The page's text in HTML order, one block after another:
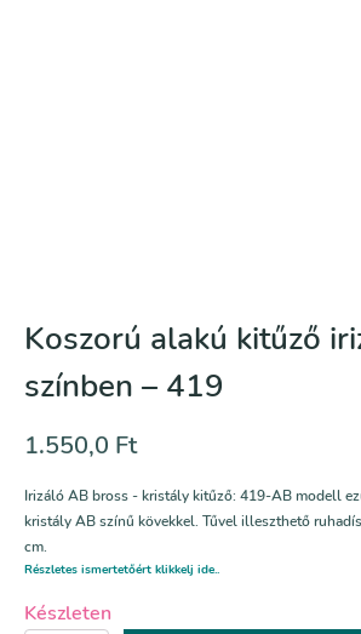
Koszorú alakú kitűző
színben – 419
1.550,0 Ft
Irizáló AB bross - kristály kitűző: 419-AB modell
kristály AB színű kövekkel. Tűvel illeszthető
cm.
Részletes ismertetőért klikkelj ide..
Készleten